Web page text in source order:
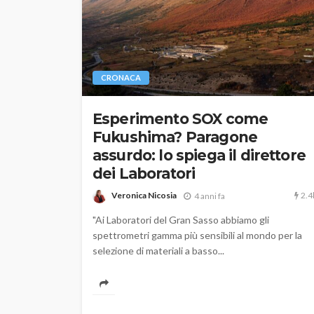
CRONACA
Esperimento SOX come
Fukushima? Paragone
assurdo: lo spiega il direttore
dei Laboratori
Veronica Nicosia 4 anni fa
"Ai Laboratori del Gran Sasso abbiamo gli
spettrometri gamma più sensibili al mondo per la
selezione di materiali a basso...